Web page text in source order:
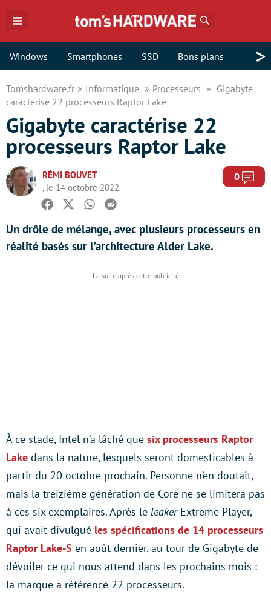
Windows Smartphones SSD Bons plans >
Tomshardware.fr Informatique Processeurs
Gigabyte
caractérise 22 processeurs Raptor Lake
Gigabyte caractérise 22
processeurs Raptor Lake
RÉMI BOUVET
, le 14 octobre 2022
0
Facebook
TwitterWhatsapp
Reddit
Un drôle de mélange, avec plusieurs processeurs en
réalité basés sur l’architecture Alder Lake.
À ce stade, Intel n’a lâché que six processeurs Raptor
Lake dans la nature, lesquels seront domesticables à
partir du 20 octobre prochain. Personne n’en doutait,
mais la treizième génération de Core ne se limitera pas
à ces six exemplaires. Après le leakerExtreme Player,
qui avait divulgué les spécifications de 14 processeurs
Raptor Lake-S en août dernier, au tour de Gigabyte de
dévoiler ce qui nous attend dans les prochains mois :
la marque a référencé 22 processeurs.